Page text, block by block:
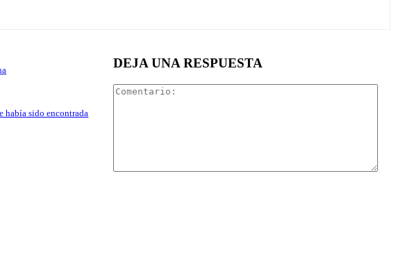
había sido encontrada
DEJA UNA RESPUESTA